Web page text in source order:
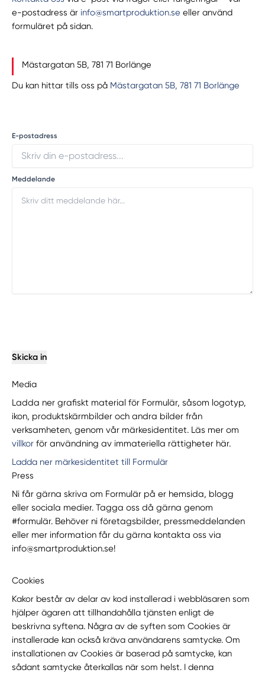
e-postadress är info@smartproduktion.se eller använd
formuläret på sidan.
Mästargatan 5B, 781 71 Borlänge
Du kan hittar tills oss på Mästargatan 5B, 781 71 Borlänge
E-postadress
Meddelande
Skicka in
Media
Ladda ner grafiskt material för Formulär, såsom logotyp,
ikon, produktskärmbilder och andra bilder från
verksamheten, genom vår märkesidentitet. Läs mer om
villkor för användning av immateriella rättigheter här.
Ladda ner märkesidentitet till Formulär
Press
Ni får gärna skriva om Formulär på er hemsida, blogg
eller sociala medier. Tagga oss då gärna genom
#formulär. Behöver ni företagsbilder, pressmeddelanden
eller mer information får du gärna kontakta oss via
info@smartproduktion.se!
Cookies
Kakor består av delar av kod installerad i webbläsaren som
hjälper ägaren att tillhandahålla tjänsten enligt de
beskrivna syftena. Några av de syften som Cookies är
installerade kan också kräva användarens samtycke. Om
installationen av Cookies är baserad på samtycke, kan
sådant samtycke återkallas när som helst. I denna